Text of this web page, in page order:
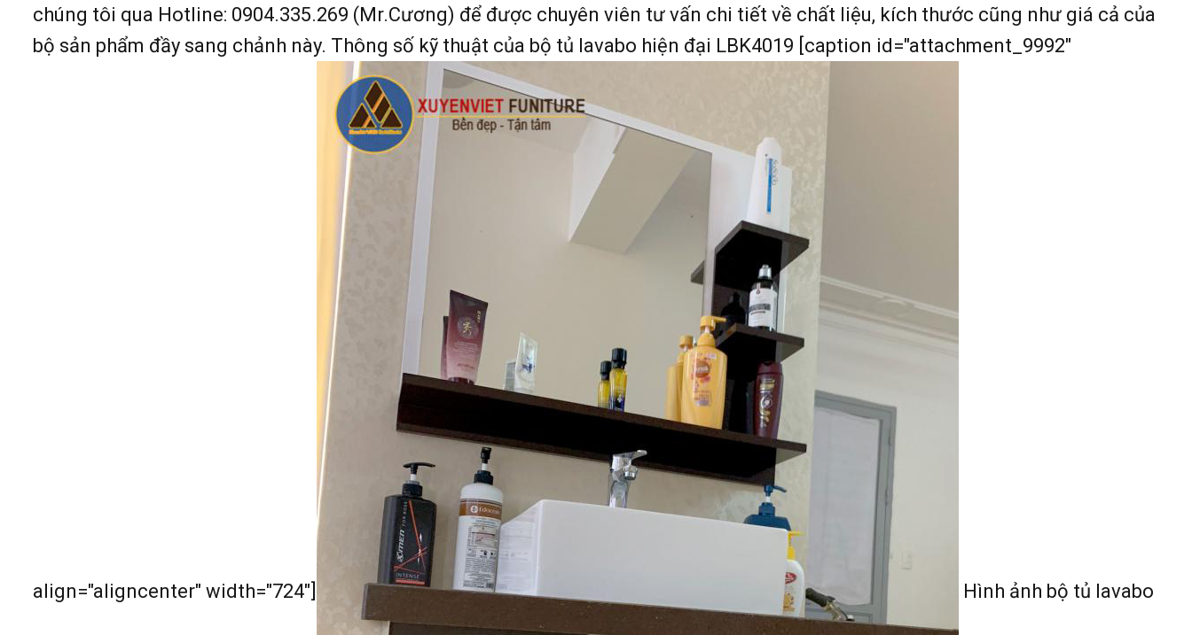
chúng tôi qua Hotline: 0904.335.269 (Mr.Cương) để được chuyên viên tư vấn chi tiết về chất liệu, kích thước cũng như giá cả của
bộ sản phẩm đầy sang chảnh này. Thông số kỹ thuật của bộ tủ lavabo hiện đại LBK4019 [caption id="attachment_9992"
align="aligncenter" width="724"] Hình ảnh bộ tủ lavabo